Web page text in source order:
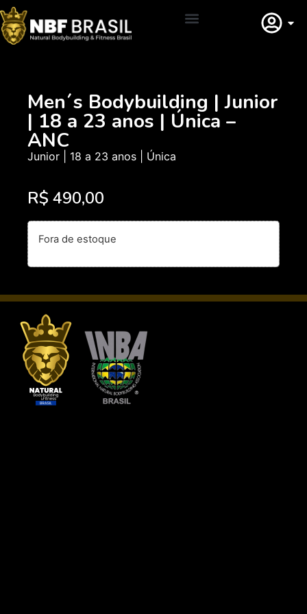
Men´s Bodybuilding | Junior
| 18 a 23 anos | Única –
ANC
Junior | 18 a 23 anos | Única
R$ 490,00
Fora de estoque